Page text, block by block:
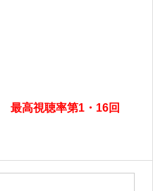
最高視聴率第1・16回